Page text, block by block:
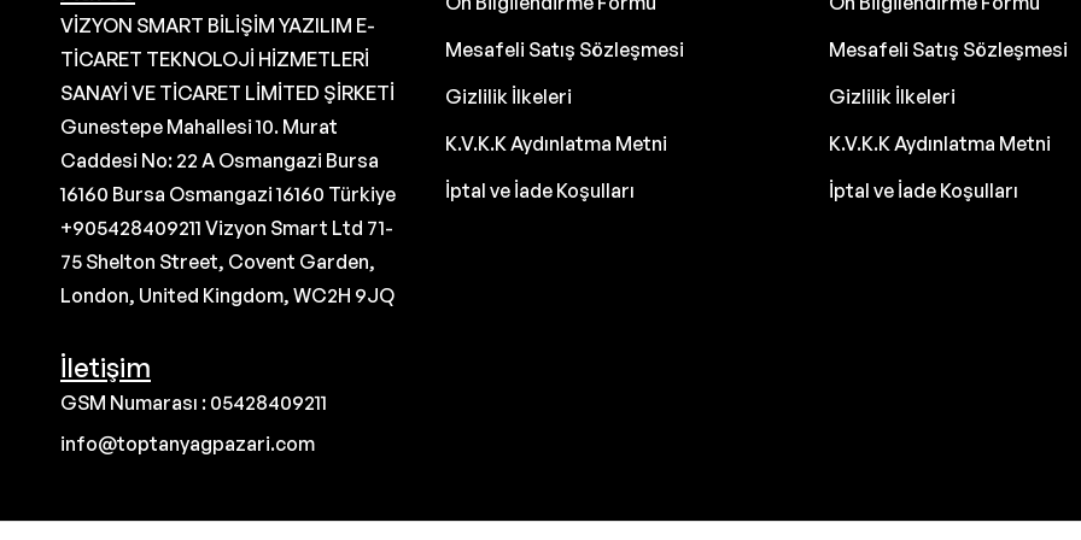
VİZYON SMART BİLİŞİM YAZILIM E-
TİCARET TEKNOLOJİ HİZMETLERİ
SANAYİ VE TİCARET LİMİTED ŞİRKETİ
Gunestepe Mahallesi 10. Murat
Caddesi No: 22 A Osmangazi Bursa
16160 Bursa Osmangazi 16160 Türkiye
+905428409211 Vizyon Smart Ltd 71-
75 Shelton Street, Covent Garden,
London, United Kingdom, WC2H 9JQ
İletişim
GSM Numarası : 05428409211
info@toptanyagpazari.com
Mesafeli Satış Sözleşmesi
Gizlilik İlkeleri
K.V.K.K Aydınlatma Metni
İptal ve İade Koşulları
Mesafeli Satış Sözleşmesi
Gizlilik İlkeleri
K.V.K.K Aydınlatma Metni
İptal ve İade Koşulları